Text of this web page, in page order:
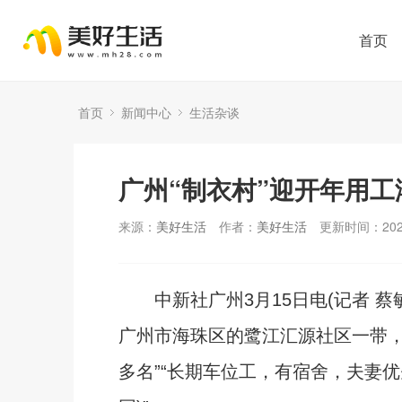
首页
首页 新闻中心 生活杂谈
广州“制衣村”迎开年用
来源： 美好生活 作者： 美好生活 更新时间：
中新社广州3月15日电(记者 蔡
广州市海珠区的鹭江汇源社区一带
多名”“长期车位工，有宿舍，夫妻